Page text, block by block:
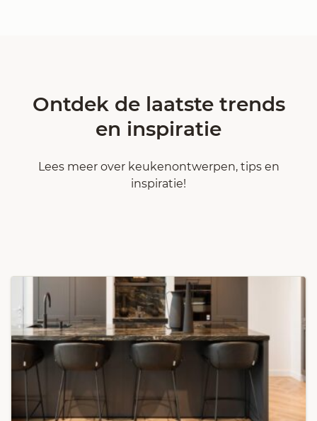
Ontdek de laatste trends
en inspiratie
Lees meer over keukenontwerpen, tips en
inspiratie!